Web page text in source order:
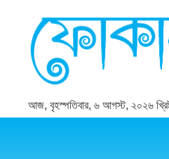
আজ, বৃহস্পতিবার, ৬ আগস্ট, ২০২৬